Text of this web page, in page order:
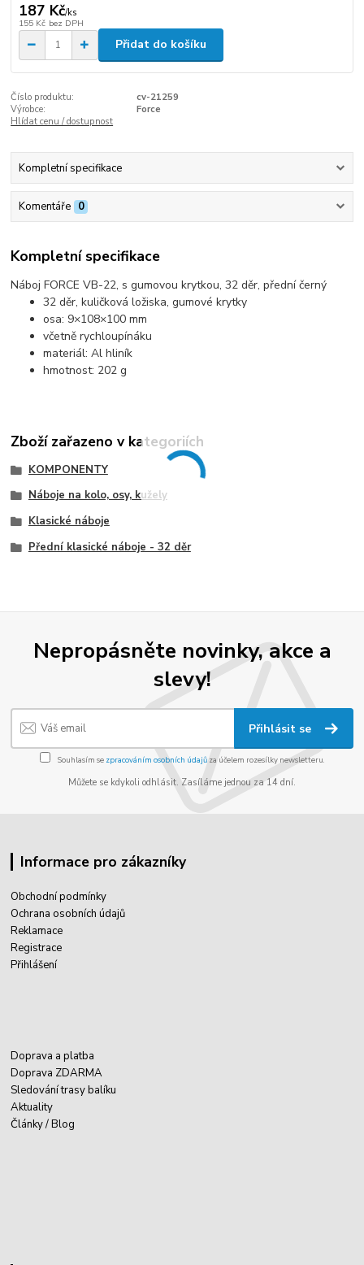
187 Kč/ks
155 Kč bez DPH
Přidat do košíku
Číslo produktu:
cv-21259
Výrobce:
Force
Hlídat cenu / dostupnost
Kompletní specifikace
Komentáře 0
Kompletní specifikace
Náboj FORCE VB-22, s gumovou krytkou, 32 děr, přední černý
32 děr, kuličková ložiska, gumové krytky
osa: 9×108×100 mm
včetně rychloupínáku
materiál: Al hliník
hmotnost: 202 g
Zboží zařazeno v kategoriích
KOMPONENTY
Náboje na kolo, osy, kužely
Klasické náboje
Přední klasické náboje - 32 děr
Nepropásněte novinky, akce a
slevy!
Přihlásit se
Souhlasím se zpracováním osobních údajůza účelem rozesílky newsletteru.
Můžete se kdykoli odhlásit. Zasíláme jednou za 14 dní.
Informace pro zákazníky
Obchodní podmínky
Ochrana osobních údajů
Reklamace
Registrace
Přihlášení
Doprava a platba
Doprava ZDARMA
Sledování trasy balíku
Aktuality
Články / Blog